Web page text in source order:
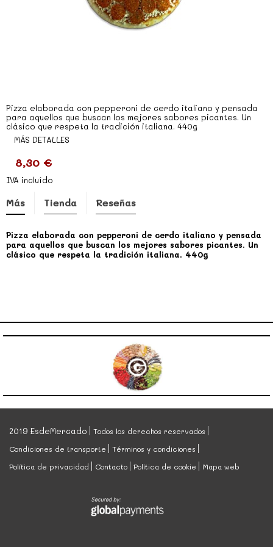
Pizza elaborada con pepperoni de cerdo italiano y pensada
para aquellos que buscan los mejores sabores picantes. Un
clásico que respeta la tradición italiana. 440g
MÁS DETALLES
8,30 €
IVA incluído
Más Tienda Reseñas
Pizza elaborada con pepperoni de cerdo italiano y pensada
para aquellos que buscan los mejores sabores picantes. Un
clásico que respeta la tradición italiana. 440g
2019 EsdeMercado
Todos los derechos reservados
Condiciones de transporte
Términos y condiciones
Política de privacidad
Contacto Política de cookie Mapa web